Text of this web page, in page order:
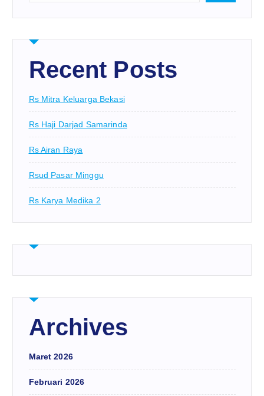
Recent Posts
Rs Mitra Keluarga Bekasi
Rs Haji Darjad Samarinda
Rs Airan Raya
Rsud Pasar Minggu
Rs Karya Medika 2
Archives
Maret 2026
Februari 2026